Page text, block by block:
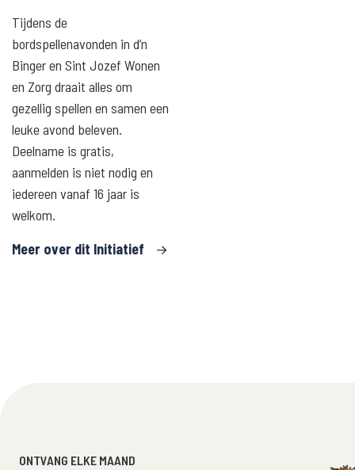
Tijdens de
bordspellenavonden in d’n
Binger en Sint Jozef Wonen
en Zorg draait alles om
gezellig spellen en samen een
leuke avond beleven.
Deelname is gratis,
aanmelden is niet nodig en
iedereen vanaf 16 jaar is
welkom.
Meer over dit Initiatief
ONTVANG ELKE MAAND